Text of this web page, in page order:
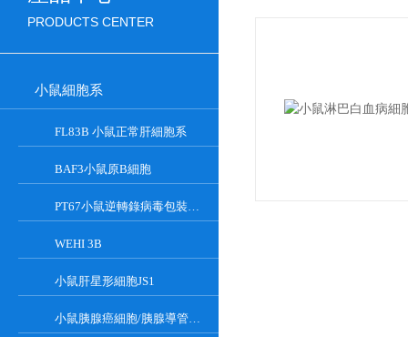
PRODUCTS CENTER
小鼠細胞系
FL83B 小鼠正常肝細胞系
BAF3小鼠原B細胞
PT67小鼠逆轉錄病毒包裝細胞
WEHI 3B
小鼠肝星形細胞JS1
小鼠胰腺癌細胞/胰腺導管癌PAN02